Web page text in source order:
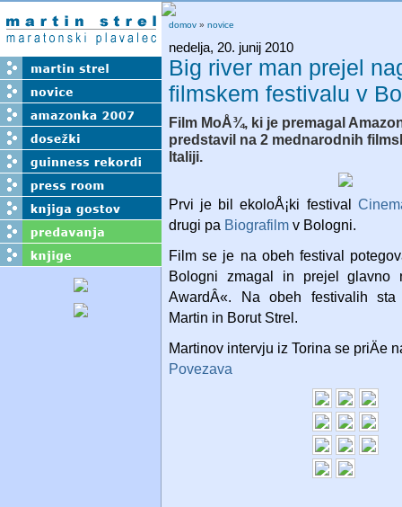
domov » novice
nedelja, 20. junij 2010
Big river man prejel
filmskem festivalu v
Film MoÅ¾, ki je premagal
predstavil na 2 mednarodnih
Italiji.
Prvi je bil ekoloÅ¡ki festival
drugi pa Biografilm v Bologni.
Film se je na obeh festival
Bologni zmagal in prejel glavno
AwardÂ«. Na obeh festivalih
Martin in Borut Strel.
Martinov intervju iz Torina se priÄe
Povezava